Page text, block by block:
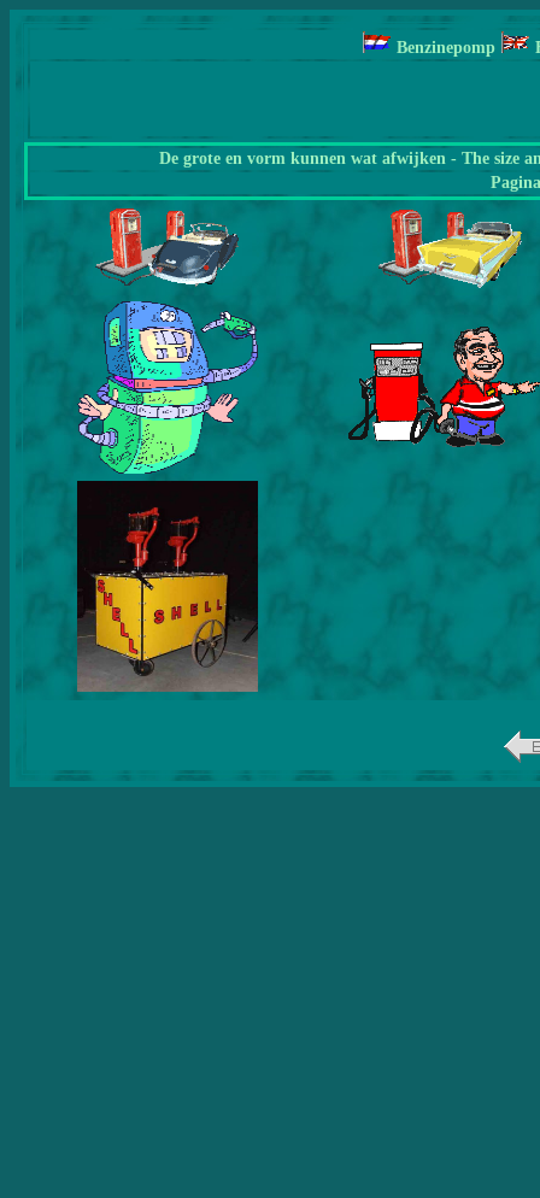
Benzinepomp
De grote en vorm kunnen wat afwijken - The size